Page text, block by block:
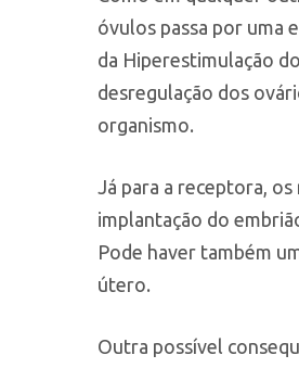
óvulos passa por uma
da Hiperestimulação
desregulação dos
organismo.
Já para a receptora,
implantação do
Pode haver também
útero.
Outra possível